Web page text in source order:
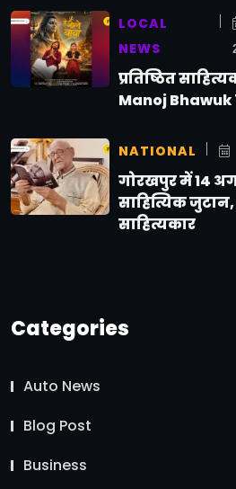
LOCAL
NEWS
प्रतिष्ठित
Manoj Bhawuk
NATIONAL
गोरखपुर में 14
साहित्यिक
साहित्यकार
Categories
Auto News
Blog Post
Business